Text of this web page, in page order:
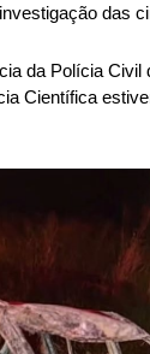
das
da Polícia
Científica